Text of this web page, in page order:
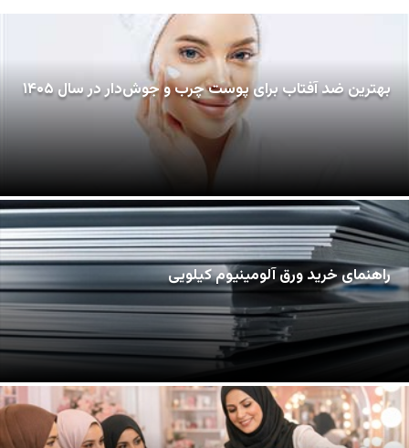
بهترین ضد آفتاب برای پوست چرب و جوش‌دار در سال ۱۴۰۵
راهنمای خرید ورق آلومینیوم کیلویی